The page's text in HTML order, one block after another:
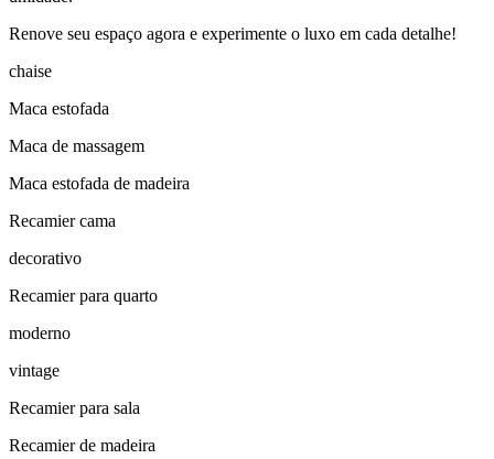
Renove seu espaço agora e experimente o luxo em cada detalhe!
chaise
Maca estofada
Maca de massagem
Maca estofada de madeira
Recamier cama
decorativo
Recamier para quarto
moderno
vintage
Recamier para sala
Recamier de madeira